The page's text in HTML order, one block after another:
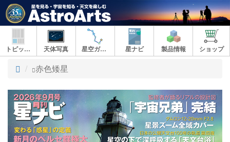
トピックス 天体写真 星空ガイド 星ナビ 製品情報 ショップ
ト
プ
赤色矮星